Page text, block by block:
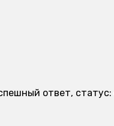
ответ,